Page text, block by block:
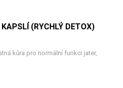
(RYCHLÝ DETOX)
kůra pro normální funkci jater,